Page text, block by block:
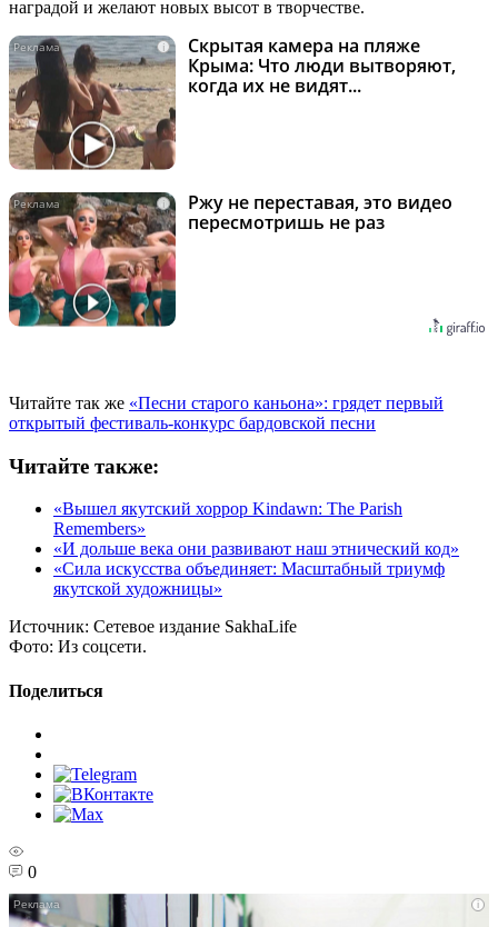
наградой и желают новых высот в творчестве.
i
Скрытая камера на пляже
Крыма: Что люди вытворяют,
когда их не видят...
i
Ржу не переставая, это видео
пересмотришь не раз
Читайте так же «Песни старого каньона»: грядет первый
открытый фестиваль-конкурс бардовской песни
Читайте также:
«Вышел якутский хоррор Kindawn: The Parish
Remembers»
«И дольше века они развивают наш этнический код»
«Сила искусства объединяет: Масштабный триумф
якутской художницы»
Источник: Сетевое издание SakhaLife
Фото: Из соцсети.
Поделиться
0
i